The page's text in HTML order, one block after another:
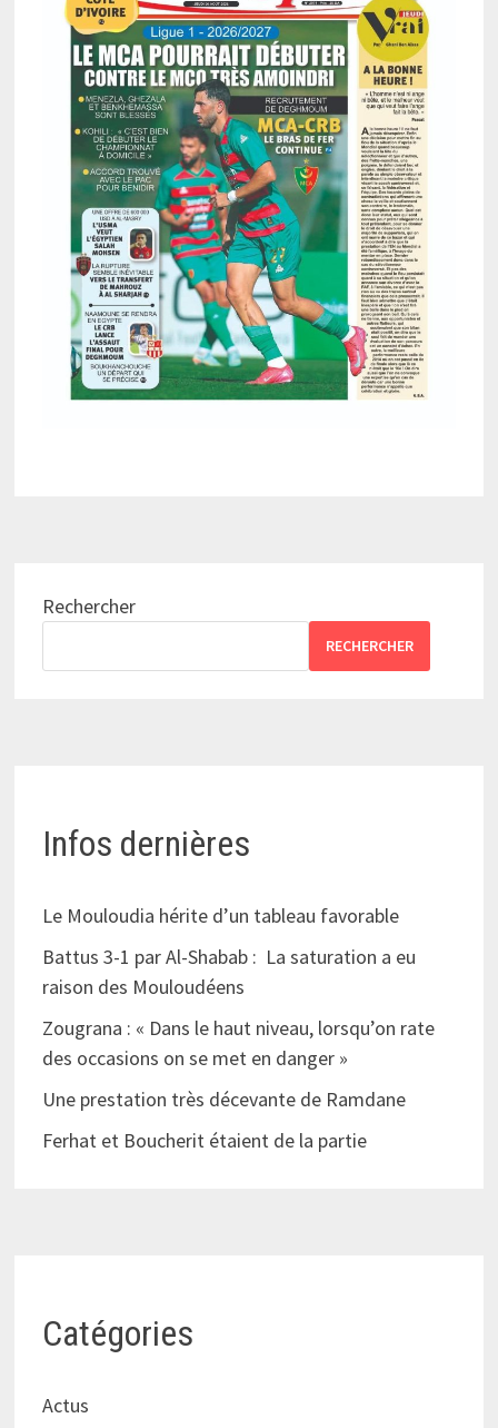
Rechercher
RECHERCHER
Infos dernières
Le Mouloudia hérite d’un tableau favorable
Battus 3-1 par Al-Shabab : La saturation a eu
raison des Mouloudéens
Zougrana : « Dans le haut niveau, lorsqu’on rate
des occasions on se met en danger »
Une prestation très décevante de Ramdane
Ferhat et Boucherit étaient de la partie
Catégories
Actus